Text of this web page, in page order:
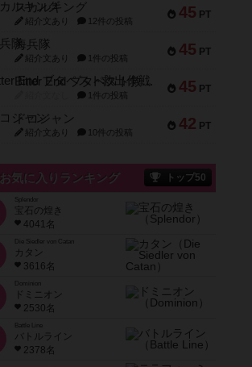
45 PT
スカルキング
紹介文あり 12件の投稿
45 PT
海兵隊
紹介文あり 1件の投稿
45 PT
Bitter End ブタペスト救出作戦
1件の投稿
42 PT
ドコジャン
紹介文あり 10件の投稿
お気に入りランキング トップ50
宝石の煌き
4041名
Die Siedler von Catan
カタン
3616名
ドミニオン
2530名
Battle Line
バトルライン
2378名